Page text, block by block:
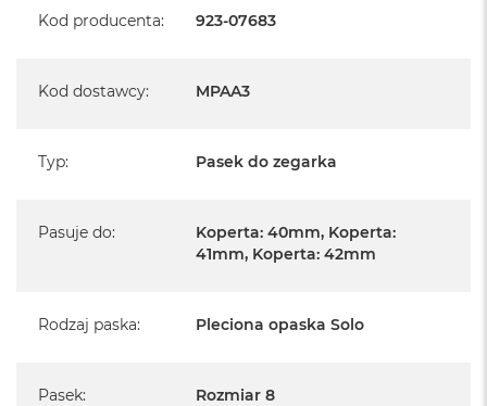
Kod producenta: 923-07683
Kod dostawcy: MPAA3
Typ: Pasek do zegarka
Pasuje do:
Koperta: 40mm, Koperta:
41mm, Koperta: 42mm
Rodzaj paska: Pleciona opaska Solo
Pasek: Rozmiar 8